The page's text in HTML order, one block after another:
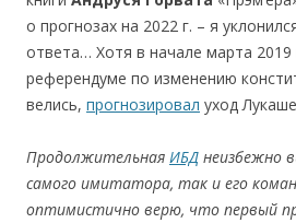
о прогнозах на 2022 г. – я
ответа… Хотя в начале марта 2019
референдуме по изменению
велись, прогнозировал уход
Продолжительная ИБД неизбежно
самого имитатора, так и его ко
оптимистично верю, что первый